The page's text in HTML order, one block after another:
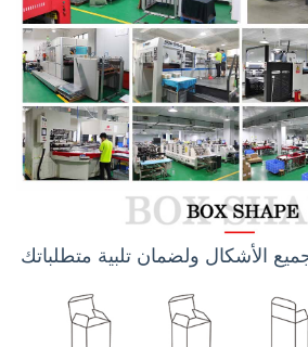
الأشكال ولضمان تلبية متطلباتك